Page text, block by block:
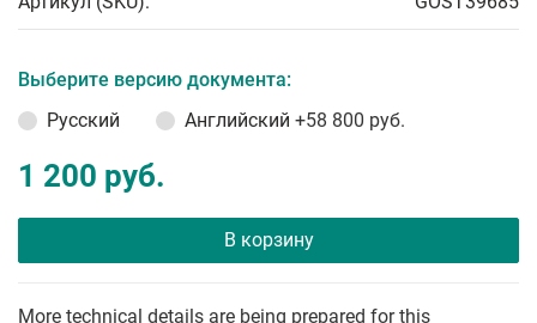
Выберите версию документа:
Русский
Английский +58 800 руб.
1 200 руб.
В корзину
More technical details are being prepared for this